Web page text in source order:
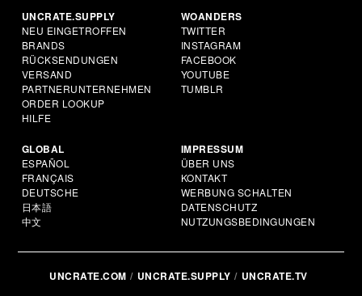
UNCRATE.SUPPLY
NEU EINGETROFFEN
BRANDS
RÜCKSENDUNGEN
VERSAND
PARTNERUNTERNEHMEN
ORDER LOOKUP
HILFE
WOANDERS
TWITTER
INSTAGRAM
FACEBOOK
YOUTUBE
TUMBLR
GLOBAL
ESPAÑOL
FRANÇAIS
DEUTSCHE
日本語
中文
IMPRESSUM
ÜBER UNS
KONTAKT
WERBUNG SCHALTEN
DATENSCHUTZ
NUTZUNGSBEDINGUNGEN
UNCRATE.COM UNCRATE.SUPPLY UNCRATE.TV